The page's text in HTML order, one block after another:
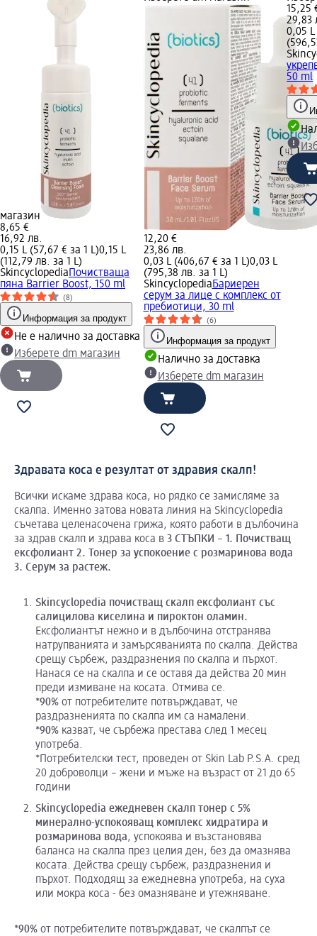
магазин
8,65 €
16,92 лв.
0,15 L (57,67 € за 1 L)0,15 L
(112,79 лв. за 1 L)
SkincyclopediaПочистваща
пяна Barrier Boost, 150 ml
(8)
Информация за продукт
Не е налично за доставка
Изберете dm магазин
12,20 €
23,86 лв.
0,03 L (406,67 € за 1 L)0,03 L
(795,38 лв. за 1 L)
SkincyclopediaБариерен
серум за лице с комплекс от
пребиотици, 30 ml
(6)
Информация за продукт
Налично за доставка
Изберете dm магазин
15,25
29,83
0,05 L
50 ml
Здравата коса е резултат от здравия скалп!
Всички искаме здрава коса, но рядко се замисляме за
скалпа. Именно затова новата линия на Skincyclopedia
съчетава целенасочена грижа, която работи в дълбочина
за здрав скалп и здрава коса в 3 СТЪПКИ – 1. Почистващ
ексфолиант 2. Тонер за успокоение с розмаринова вода
3. Серум за растеж.
Skincyclopedia почистващ скалп ексфолиант със
салицилова киселина и пироктон оламин.
Ексфолиантът нежно и в дълбочина отстранява
натрупванията и замърсяванията по скалпа. Действа
срещу сърбеж, раздразнения по скалпа и пърхот.
Нанася се на скалпа и се оставя да действа 20 мин
преди измиване на косата. Отмива се.
*90% от потребителите потвърждават, че
раздразненията по скалпа им са намалени.
*90% казват, че сърбежа престава след 1 месец
употреба.
*Потребителски тест, проведен от Skin Lab P.S.A. сред
20 доброволци – жени и мъже на възраст от 21 до 65
години
Skincyclopedia ежедневен скалп тонер с 5%
минерално-успокояващ комплекс хидратира и
розмаринова вода, успокоява и възстановява
баланса на скалпа през целия ден, без да омазнява
косата. Действа срещу сърбеж, раздразнения и
пърхот. Подходящ за ежедневна употреба, на суха
или мокра коса - без омазняване и утежняване.
*90% от потребителите потвърждават, че скалпът се